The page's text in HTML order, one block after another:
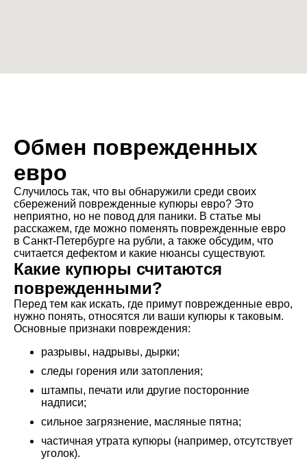
Обмен поврежденных
евро
Случилось так, что вы обнаружили среди своих
сбережений поврежденные купюры евро? Это
неприятно, но не повод для паники. В статье мы
расскажем, где можно поменять поврежденные евро
в Санкт-Петербурге на рубли, а также обсудим, что
считается дефектом и какие нюансы существуют.
Какие купюры считаются
поврежденными?
Перед тем как искать, где примут поврежденные евро,
нужно понять, относятся ли ваши купюры к таковым.
Основные признаки повреждения:
разрывы, надрывы, дырки;
следы горения или затопления;
штампы, печати или другие посторонние
надписи;
сильное загрязнение, масляные пятна;
частичная утрата купюры (например, отсутствует
уголок).